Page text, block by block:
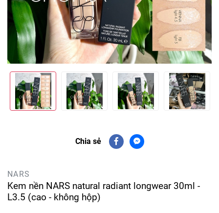
Chia sẻ
NARS
Kem nền NARS natural radiant longwear 30ml -
L3.5 (cao - không hộp)